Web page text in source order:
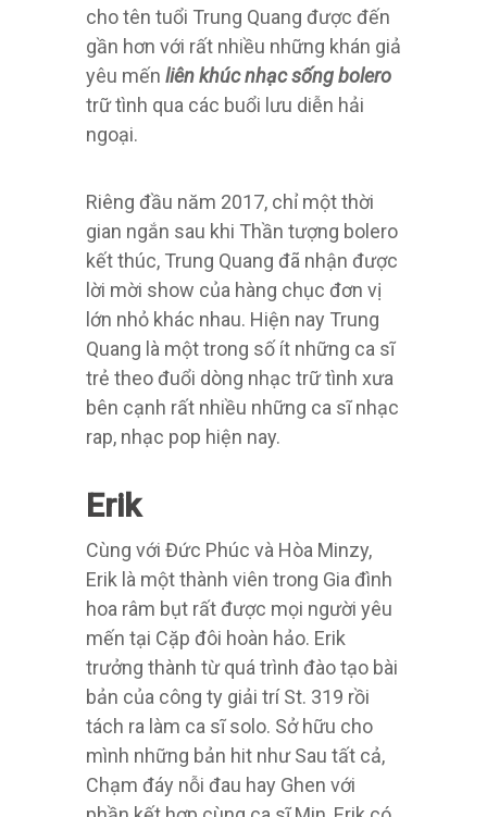
cho tên tuổi Trung Quang được đến
gần hơn với rất nhiều những khán giả
yêu mến liên khúc nhạc sống bolero
trữ tình qua các buổi lưu diễn hải
ngoại.
Riêng đầu năm 2017, chỉ một thời
gian ngắn sau khi Thần tượng bolero
kết thúc, Trung Quang đã nhận được
lời mời show của hàng chục đơn vị
lớn nhỏ khác nhau. Hiện nay Trung
Quang là một trong số ít những ca sĩ
trẻ theo đuổi dòng nhạc trữ tình xưa
bên cạnh rất nhiều những ca sĩ nhạc
rap, nhạc pop hiện nay.
Erik
Cùng với Đức Phúc và Hòa Minzy,
Erik là một thành viên trong Gia đình
hoa râm bụt rất được mọi người yêu
mến tại Cặp đôi hoàn hảo. Erik
trưởng thành từ quá trình đào tạo bài
bản của công ty giải trí St. 319 rồi
tách ra làm ca sĩ solo. Sở hữu cho
mình những bản hit như Sau tất cả,
Chạm đáy nỗi đau hay Ghen với